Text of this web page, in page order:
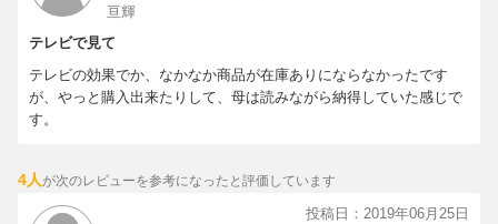
そこから半年で体重10kg減
学生時代の体重に戻って、その後、体重はいまに至るまで
ほぼ変わっていません
「運動なんて、まっぴらごめんだ! 」
筋トレもジョギングも、しなくていい です。
糖質制限と1日2食の“半日断食"の組み合わせで、 最初の1週間で体
亘輝
テレビで見て
テレビの効果でか、なかなか商品が在庫ありにならなかったです
が、やっと購入出来たりして、母は読みながら納得していた感じで
す。
4人が次のレビューを参考になったと評価しています
投稿日：2019年06月25日